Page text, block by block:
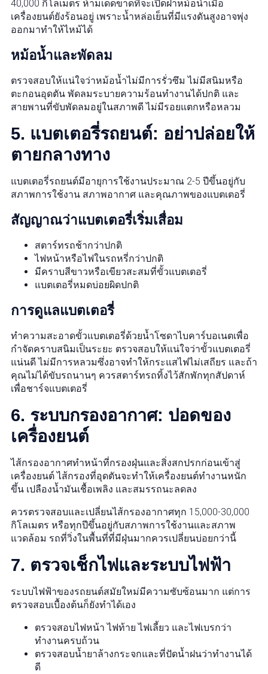
40,000 กิโลเมตร ห้ามเด็ดขาดที่จะเปิดฝาหม้อน้ำเมื่อ
เครื่องยนต์ยังร้อนอยู่ เพราะน้ำหล่อเย็นที่มีแรงดันสูงอาจพุ่ง
ออกมาทำให้ไหม้ได้
หม้อน้ำและพัดลม
ตรวจสอบให้แน่ใจว่าหม้อน้ำไม่มีการรั่วซึม ไม่มีสนิมหรือ
ตะกอนอุดตัน พัดลมระบายความร้อนทำงานได้ปกติ และ
สายพานที่ขับพัดลมอยู่ในสภาพดี ไม่มีรอยแตกหรือหลวม
5. แบตเตอรี่รถยนต์: อย่าปล่อยให้
ตายกลางทาง
แบตเตอรี่รถยนต์มีอายุการใช้งานประมาณ 2-5 ปีขึ้นอยู่กับ
สภาพการใช้งาน สภาพอากาศ และคุณภาพของแบตเตอรี่
สัญญาณว่าแบตเตอรี่เริ่มเสื่อม
สตาร์ทรถช้ากว่าปกติ
ไฟหน้าหรือไฟในรถหรี่กว่าปกติ
มีคราบสีขาวหรือเขียวสะสมที่ขั้วแบตเตอรี่
แบตเตอรี่หมดบ่อยผิดปกติ
การดูแลแบตเตอรี่
ทำความสะอาดขั้วแบตเตอรี่ด้วยน้ำโซดาไบคาร์บอเนตเพื่อ
กำจัดคราบสนิมเป็นระยะ ตรวจสอบให้แน่ใจว่าขั้วแบตเตอรี่
แน่นดี ไม่มีการหลวมซึ่งอาจทำให้กระแสไฟไม่เสถียร และถ้า
คุณไม่ได้ขับรถนานๆ ควรสตาร์ทรถทิ้งไว้สักพักทุกสัปดาห์
เพื่อชาร์จแบตเตอรี่
6. ระบบกรองอากาศ: ปอดของ
เครื่องยนต์
ไส้กรองอากาศทำหน้าที่กรองฝุ่นและสิ่งสกปรกก่อนเข้าสู่
เครื่องยนต์ ไส้กรองที่อุดตันจะทำให้เครื่องยนต์ทำงานหนัก
ขึ้น เปลืองน้ำมันเชื้อเพลิง และสมรรถนะลดลง
ควรตรวจสอบและเปลี่ยนไส้กรองอากาศทุก 15,000-30,000
กิโลเมตร หรือทุกปีขึ้นอยู่กับสภาพการใช้งานและสภาพ
แวดล้อม รถที่วิ่งในพื้นที่ที่มีฝุ่นมากควรเปลี่ยนบ่อยกว่านี้
7. ตรวจเช็กไฟและระบบไฟฟ้า
ระบบไฟฟ้าของรถยนต์สมัยใหม่มีความซับซ้อนมาก แต่การ
ตรวจสอบเบื้องต้นก็ยังทำได้เอง
ตรวจสอบไฟหน้า ไฟท้าย ไฟเลี้ยว และไฟเบรกว่า
ทำงานครบถ้วน
ตรวจสอบน้ำยาล้างกระจกและที่ปัดน้ำฝนว่าทำงานได้
ดี